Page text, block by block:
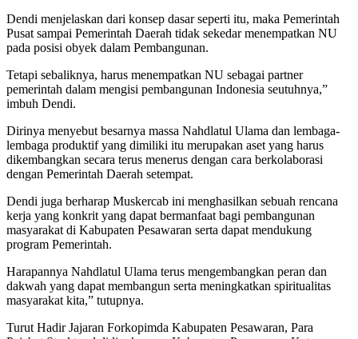
Dendi menjelaskan dari konsep dasar seperti itu, maka Pemerintah
Pusat sampai Pemerintah Daerah tidak sekedar menempatkan NU
pada posisi obyek dalam Pembangunan.
Tetapi sebaliknya, harus menempatkan NU sebagai partner
pemerintah dalam mengisi pembangunan Indonesia seutuhnya,”
imbuh Dendi.
Dirinya menyebut besarnya massa Nahdlatul Ulama dan lembaga-
lembaga produktif yang dimiliki itu merupakan aset yang harus
dikembangkan secara terus menerus dengan cara berkolaborasi
dengan Pemerintah Daerah setempat.
Dendi juga berharap Muskercab ini menghasilkan sebuah rencana
kerja yang konkrit yang dapat bermanfaat bagi pembangunan
masyarakat di Kabupaten Pesawaran serta dapat mendukung
program Pemerintah.
Harapannya Nahdlatul Ulama terus mengembangkan peran dan
dakwah yang dapat membangun serta meningkatkan spiritualitas
masyarakat kita,” tutupnya.
Turut Hadir Jajaran Forkopimda Kabupaten Pesawaran, Para